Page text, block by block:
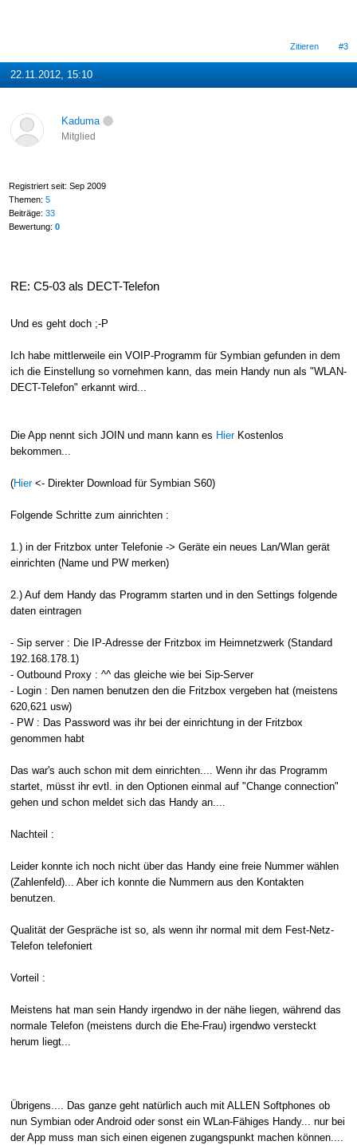
Zitieren #3
22.11.2012, 15:10
Kaduma
Mitglied
Registriert seit: Sep 2009
Themen: 5
Beiträge: 33
Bewertung: 0
RE: C5-03 als DECT-Telefon
Und es geht doch ;-P
Ich habe mittlerweile ein VOIP-Programm für Symbian gefunden in dem
ich die Einstellung so vornehmen kann, das mein Handy nun als "WLAN-
DECT-Telefon" erkannt wird...
Die App nennt sich JOIN und mann kann es HierKostenlos
bekommen...
(Hier<- Direkter Download für Symbian S60)
Folgende Schritte zum ainrichten :
1.) in der Fritzbox unter Telefonie -> Geräte ein neues Lan/Wlan gerät
einrichten (Name und PW merken)
2.) Auf dem Handy das Programm starten und in den Settings folgende
daten eintragen
- Sip server : Die IP-Adresse der Fritzbox im Heimnetzwerk (Standard
192.168.178.1)
- Outbound Proxy : ^^ das gleiche wie bei Sip-Server
- Login : Den namen benutzen den die Fritzbox vergeben hat (meistens
620,621 usw)
- PW : Das Password was ihr bei der einrichtung in der Fritzbox
genommen habt
Das war's auch schon mit dem einrichten.... Wenn ihr das Programm
startet, müsst ihr evtl. in den Optionen einmal auf "Change connection"
gehen und schon meldet sich das Handy an....
Nachteil :
Leider konnte ich noch nicht über das Handy eine freie Nummer wählen
(Zahlenfeld)... Aber ich konnte die Nummern aus den Kontakten
benutzen.
Qualität der Gespräche ist so, als wenn ihr normal mit dem Fest-Netz-
Telefon telefoniert
Vorteil :
Meistens hat man sein Handy irgendwo in der nähe liegen, während das
normale Telefon (meistens durch die Ehe-Frau) irgendwo versteckt
herum liegt...
Übrigens.... Das ganze geht natürlich auch mit ALLEN Softphones ob
nun Symbian oder Android oder sonst ein WLan-Fähiges Handy... nur bei
der App muss man sich einen eigenen zugangspunkt machen können....